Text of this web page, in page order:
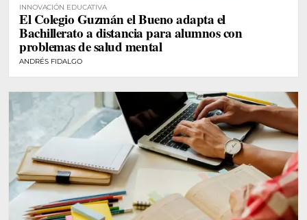
INNOVACIÓN EDUCATIVA
El Colegio Guzmán el Bueno adapta el
Bachillerato a distancia para alumnos con
problemas de salud mental
ANDRÉS FIDALGO